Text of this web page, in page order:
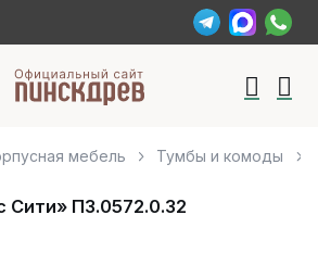
мебель Тумбы и комоды
Сити» П3.0572.0.32